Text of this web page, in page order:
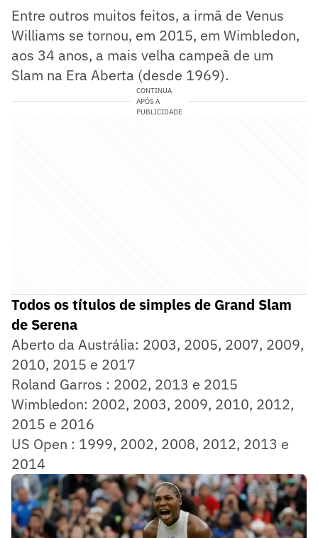
Entre outros muitos feitos, a irmã de Venus
Williams se tornou, em 2015, em Wimbledon,
aos 34 anos, a mais velha campeã de um
Slam na Era Aberta (desde 1969).
CONTINUA
APÓS A
PUBLICIDADE
Todos os títulos de simples de Grand Slam
de Serena
Aberto da Austrália: 2003, 2005, 2007, 2009,
2010, 2015 e 2017
Roland Garros : 2002, 2013 e 2015
Wimbledon: 2002, 2003, 2009, 2010, 2012,
2015 e 2016
US Open : 1999, 2002, 2008, 2012, 2013 e
2014